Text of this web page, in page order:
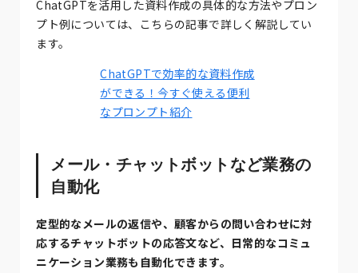
ChatGPTを活用した資料作成の具体的な方法やプロン
プト例については、こちらの記事で詳しく解説してい
ます。
ChatGPTで効率的な資料作成
ができる！今すぐ使える便利
なプロンプト紹介
メール・チャットボットなど業務の
自動化
定型的なメールの返信や、顧客からの問い合わせに対
応するチャットボットの応答文など、日常的なコミュ
ニケーション業務も自動化できます。